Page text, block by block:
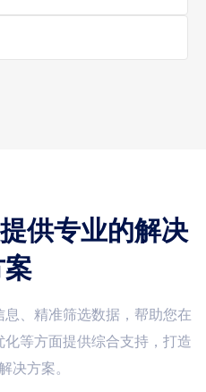
供专业的解决
案
、精准筛选数据，帮助您在
等方面提供综合支持，打造
决方案。